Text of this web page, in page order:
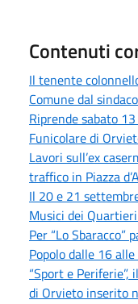
Contenuti
Il tenente
Comune dal
Riprende sabato
Funicolare di
Lavori sull’ex
traffico in Piazza
Il 20 e 21
Musici dei
Per “Lo Sbaracco”
Popolo dalle 16
“Sport e
di Orvieto inserito